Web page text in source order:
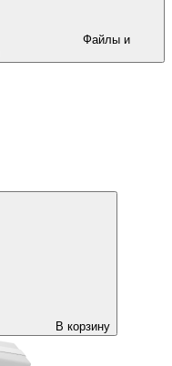
В корзину